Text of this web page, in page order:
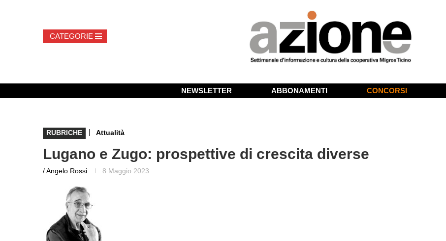
NEWSLETTER ABBONAMENTI CONCORSI
RUBRICHE | Attualità
Lugano e Zugo: prospettive di crescita diverse
/ Angelo Rossi 8 Maggio 2023